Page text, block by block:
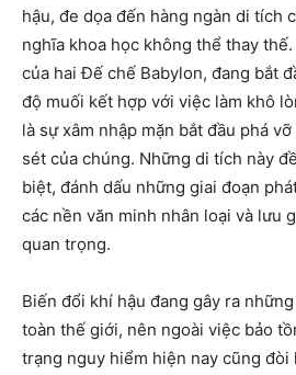
hậu, đe dọa đến hàng ngàn di tích
nghĩa khoa học không thể thay
của hai Đế chế Babylon, đang bắt
độ muối kết hợp với việc làm khô
là sự xâm nhập mặn bắt đầu phá
sét của chúng. Những di tích này
biệt, đánh dấu những giai đoạn
các nền văn minh nhân loại và lưu
quan trọng.
Biến đổi khí hậu đang gây ra
toàn thế giới, nên ngoài việc bảo
trạng nguy hiểm hiện nay cũng